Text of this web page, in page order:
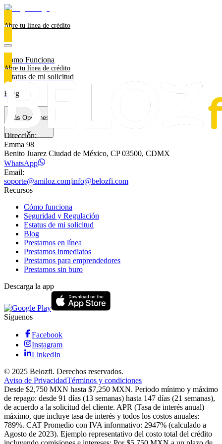
Abre tu línea de crédito
Como Funciona
Estatus de mi solicitud
Blog
Más Opciones
Abre tu línea de crédito
Dirección:
Emma 98
Benito Juarez Ciudad de México, CP 03500, CDMX
WhatsApp
Email:
soporte@amiloz.com|info@belozfi.com
Recursos
Cómo funciona
Seguridad y Regulación
Estatus de mi solicitud
Blog
Prestamos en línea
Prestamos inmediatos
Prestamos para emprendedores
Prestamos sin buro
Descarga la app
Síguenos
Facebook
Instagram
LinkedIn
© 2025 Belozfi. Derechos reservados.
Aviso de PrivacidadTérminos y condiciones
Desde $2,750 MXN hasta $7,250 MXN. Periodo mínimo y máximo
de repago: desde 91 días (13 semanas) hasta 147 días (21 semanas),
de acuerdo a la solicitud del cliente. APR (Tasa de interés anual)
máximo, que incluye tasa de interés y todos los costos anuales:
789%. CAT Promedio con IVA informativo: 2947% (calculado a
Agosto de 2023). Ejemplo representativo del costo total del crédito